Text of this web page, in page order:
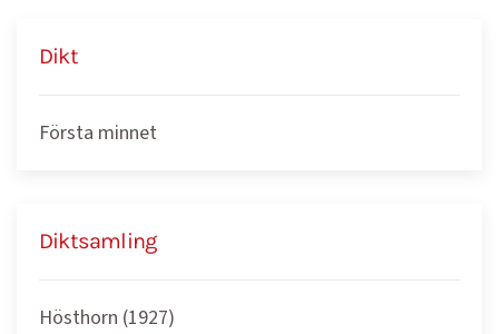
Dikt
Första minnet
Diktsamling
Hösthorn (1927)